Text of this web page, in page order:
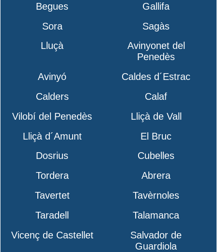
Begues
Gallifa
Sora
Sagàs
Lluçà
Avinyonet del
Penedès
Avinyó
Caldes d´Estrac
Calders
Calaf
Vilobí del Penedès
Lliçà de Vall
Lliçà d´Amunt
El Bruc
Dosrius
Cubelles
Tordera
Abrera
Tavertet
Tavèrnoles
Taradell
Talamanca
Vicenç de Castellet
Salvador de
Guardiola